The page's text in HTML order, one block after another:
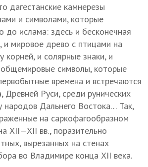
дагестанские камнерезы
и символами, которые
до ислама: здесь и бесконечная
и мировое древо с птицами на
корней, и солярные знаки, и
общемировые символы, которые
времена и встречаются
Древней Руси, среди рунических
народов Дальнего Востока… Так,
на саркофагообразном
XII—XII вв., поразительно
вырезанных на стенах
во Владимире конца XII века.